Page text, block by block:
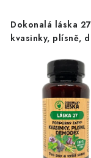
d
u
o
d
Dokonalá láska
kvasinky, plísně,